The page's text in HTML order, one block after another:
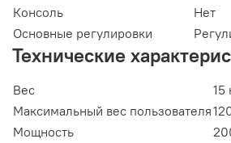
Консоль
Нет
Основные регулировки
Технические
Вес
15
Максимальный вес пользователя
Мощность